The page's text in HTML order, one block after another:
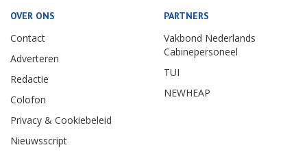
OVER ONS
Contact
Adverteren
Redactie
Colofon
Privacy & Cookiebeleid
Nieuwsscript
PARTNERS
Vakbond Nederlands
Cabinepersoneel
TUI
NEWHEAP